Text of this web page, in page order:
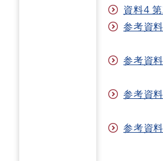
資料4
参考資
（
参考資
（
参考資
（
参考資
（